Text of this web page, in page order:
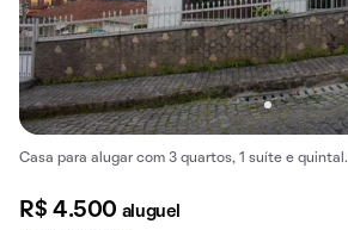
Casa para alugar com 3 quartos, 1 suíte e quintal.
R$ 4.500 aluguel